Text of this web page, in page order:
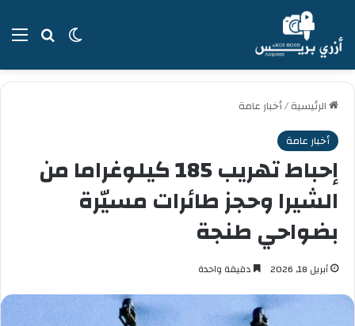
بحثالوضع
الرئيسية/أخبار عامة
أخبار عامة
إحباط تهريب 185 كيلوغراما من
الشيرا وحجز طائرات مسيّرة
بضواحي طنجة
أبريل 18, 2026 دقيقة واحدة